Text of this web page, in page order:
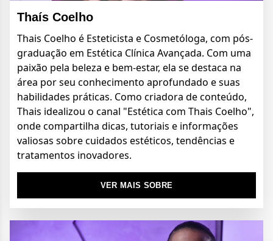
Thaís Coelho
Thais Coelho é Esteticista e Cosmetóloga, com pós-
graduação em Estética Clínica Avançada. Com uma
paixão pela beleza e bem-estar, ela se destaca na
área por seu conhecimento aprofundado e suas
habilidades práticas. Como criadora de conteúdo,
Thais idealizou o canal "Estética com Thais Coelho",
onde compartilha dicas, tutoriais e informações
valiosas sobre cuidados estéticos, tendências e
tratamentos inovadores.
VER MAIS SOBRE